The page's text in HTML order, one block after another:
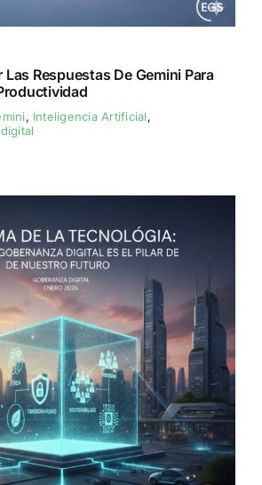
Respuestas De Gemini Para
, Inteligencia Artificial,